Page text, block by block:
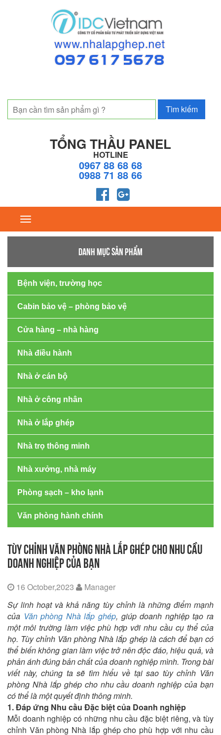
TỔNG THẦU PANEL
HOTLINE
0967 88 68 68
0988 71 88 66
Toggle
DANH MỤC SẢN PHẨM
Bệnh viện, trường học
Cabin bảo vệ – phòng bảo vệ
Cửa hàng – nhà hàng
Nhà điều hành
Nhà ở cán bộ
Nhà ở công nhân
Nhà ở lắp ghép
Nhà trọ thông minh
Nhà xưởng, nhà máy
Phòng sạch – kho lạnh
Văn phòng hành chính
TÙY CHỈNH VĂN PHÒNG NHÀ LẮP GHÉP CHO NHU CẦU
DOANH NGHIỆP CỦA BẠN
16 October,2023
Manager
Sự linh hoạt và khả năng tùy chỉnh là những điểm mạnh
của Văn phòng Nhà lắp ghép, giúp doanh nghiệp tạo ra
một môi trường làm việc phù hợp với nhu cầu cụ thể của
họ. Tùy chỉnh Văn phòng Nhà lắp ghép là cách để bạn có
thể biến không gian làm việc trở nên độc đáo, hiệu quả, và
phản ánh đúng bản chất của doanh nghiệp mình. Trong bài
viết này, chúng ta sẽ tìm hiểu về tại sao tùy chỉnh Văn
phòng Nhà lắp ghép cho nhu cầu doanh nghiệp của bạn
có thể là một quyết định thông minh.
1. Đáp ứng Nhu cầu Đặc biệt của Doanh nghiệp
Mỗi doanh nghiệp có những nhu cầu đặc biệt riêng, và tùy
chỉnh Văn phòng Nhà lắp ghép cho phù hợp với nhu cầu